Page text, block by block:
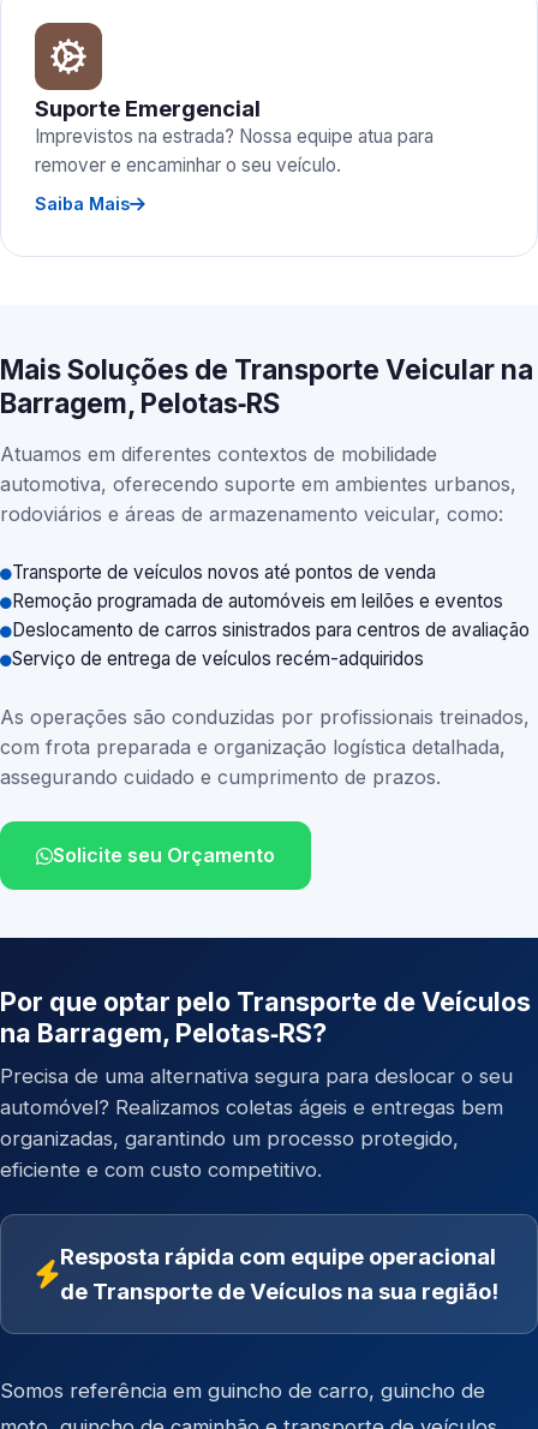
Suporte Emergencial
Imprevistos na estrada? Nossa equipe atua para
remover e encaminhar o seu veículo.
Saiba Mais
Mais Soluções de Transporte Veicular na
Barragem, Pelotas‑RS
Atuamos em diferentes contextos de mobilidade
automotiva, oferecendo suporte em ambientes urbanos,
rodoviários e áreas de armazenamento veicular, como:
Transporte de veículos novos até pontos de venda
Remoção programada de automóveis em leilões e eventos
Deslocamento de carros sinistrados para centros de avaliação
Serviço de entrega de veículos recém-adquiridos
As operações são conduzidas por profissionais treinados,
com frota preparada e organização logística detalhada,
assegurando cuidado e cumprimento de prazos.
Solicite seu Orçamento
Por que optar pelo Transporte de Veículos
na Barragem, Pelotas‑RS?
Precisa de uma alternativa segura para deslocar o seu
automóvel? Realizamos coletas ágeis e entregas bem
organizadas, garantindo um processo protegido,
eficiente e com custo competitivo.
Resposta rápida com equipe operacional
de Transporte de Veículos na sua região!
Somos referência em guincho de carro, guincho de